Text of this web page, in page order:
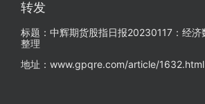
转发
标题：中辉期货股指日报20230117：经济
整理
地址：www.gpqre.com/article/1632.html